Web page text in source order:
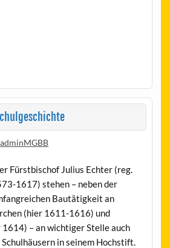
adminMGBB
Fürstbischof Julius Echter (reg.
1617) stehen – neben der
Bautätigkeit an
(hier 1611-1616) und
– an wichtiger Stelle auch
in seinem Hochstift.